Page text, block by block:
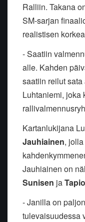
Ralliin. Takana
SM-sarjan
realistisen
- Saatiin
alle. Kahden
saatiin reilut
Luhtaniemi, joka
Kartanlukijana
Jauhiainen,
Jauhiainen on
Sunisen ja
- Janilla on
tulevaisuudessa